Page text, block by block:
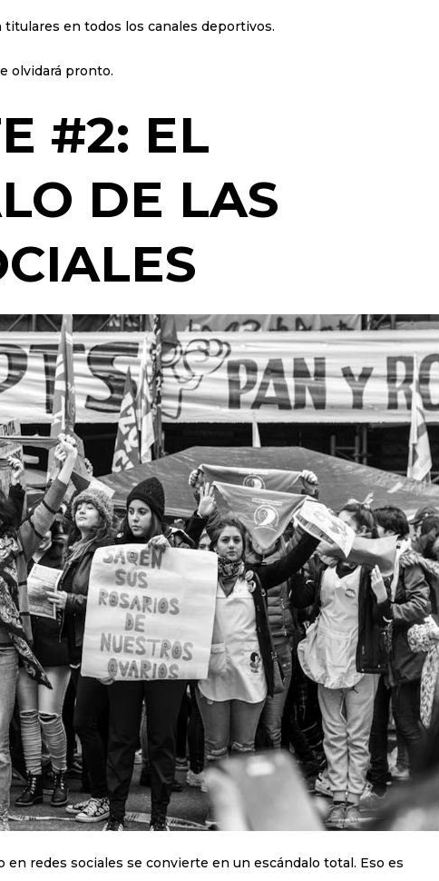
en todos los canales deportivos.
olvidará pronto.
#2: EL
DE LAS
redes sociales se convierte en un escándalo total. Eso es